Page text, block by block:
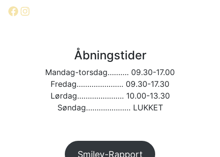
Facebook
Instagram
Åbningstider
Mandag-torsdag………. 09.30-17.00
Fredag…………………. 09.30-17.30
Lørdag…………………. 10.00-13.30
Søndag………………… LUKKET
Smiley-Rapport